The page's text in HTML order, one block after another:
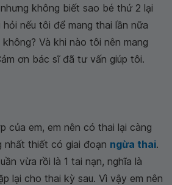
không biết sao bé thứ 2 lại
nếu tôi để mang thai lần nữa
Và khi nào tôi nên mang
ơn bác sĩ đã tư vấn giúp tôi.
của em, em nên có thai lại càng
nhất thiết có giai đoạn ngừa thai.
vừa rồi là 1 tai nạn, nghĩa là
lại cho thai kỳ sau. Vì vậy em nên